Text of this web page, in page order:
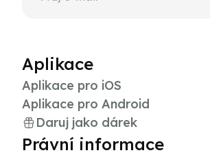
Aplikace
Aplikace pro iOS
Aplikace pro Android
Daruj jako dárek
Právní informace